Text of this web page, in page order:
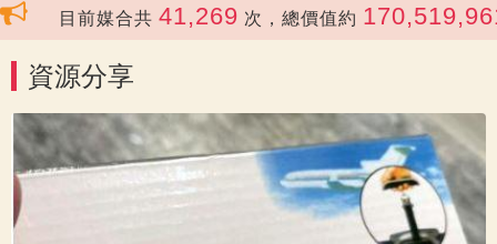
目前媒合共 41,269 次，總價值約 170,519,961
資源分享